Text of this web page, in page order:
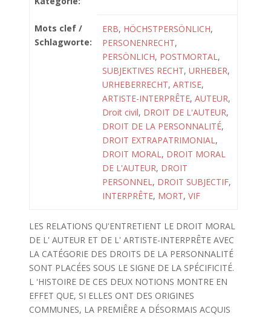
Mots clef /
Schlagworte:
ERB, HÖCHSTPERSÖNLICH,
PERSONENRECHT,
PERSÖNLICH, POSTMORTAL,
SUBJEKTIVES RECHT, URHEBER,
URHEBERRECHT, ARTISE,
ARTISTE-INTERPRÊTE, AUTEUR,
Droit civil, DROIT DE L'AUTEUR,
DROIT DE LA PERSONNALITÉ,
DROIT EXTRAPATRIMONIAL,
DROIT MORAL, DROIT MORAL
DE L'AUTEUR, DROIT
PERSONNEL, DROIT SUBJECTIF,
INTERPRÊTE, MORT, VIF
LES RELATIONS QU'ENTRETIENT LE DROIT MORAL
DE L' AUTEUR ET DE L' ARTISTE-INTERPRÊTE AVEC
LA CATÉGORIE DES DROITS DE LA PERSONNALITÉ
SONT PLACÉES SOUS LE SIGNE DE LA SPÉCIFICITÉ.
L 'HISTOIRE DE CES DEUX NOTIONS MONTRE EN
EFFET QUE, SI ELLES ONT DES ORIGINES
COMMUNES, LA PREMIÊRE A DÉSORMAIS ACQUIS